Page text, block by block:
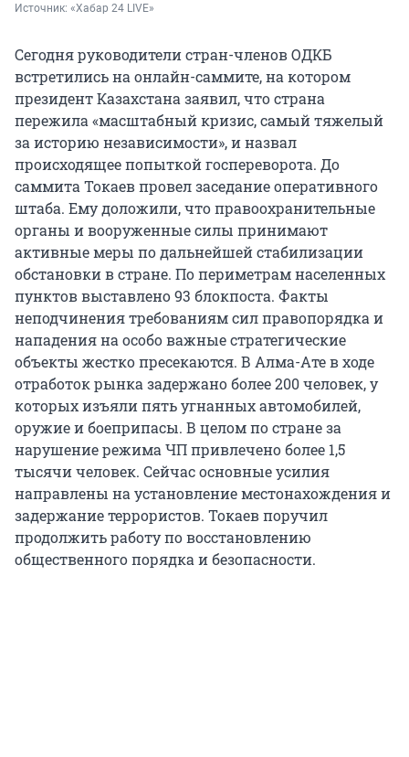
Источник: «Хабар 24 LIVE»
Сегодня руководители стран-членов ОДКБ
встретились на онлайн-саммите, на котором
президент Казахстана заявил, что страна
пережила «масштабный кризис, самый тяжелый
за историю независимости», и назвал
происходящее попыткой госпереворота. До
саммита Токаев провел заседание оперативного
штаба. Ему доложили, что правоохранительные
органы и вооруженные силы принимают
активные меры по дальнейшей стабилизации
обстановки в стране. По периметрам населенных
пунктов выставлено 93 блокпоста. Факты
неподчинения требованиям сил правопорядка и
нападения на особо важные стратегические
объекты жестко пресекаются. В Алма-Ате в ходе
отработок рынка задержано более 200 человек, у
которых изъяли пять угнанных автомобилей,
оружие и боеприпасы. В целом по стране за
нарушение режима ЧП привлечено более 1,5
тысячи человек. Сейчас основные усилия
направлены на установление местонахождения и
задержание террористов. Токаев поручил
продолжить работу по восстановлению
общественного порядка и безопасности.